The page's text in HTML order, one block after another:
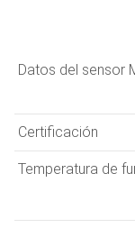
Datos del sensor
Certificación
Temperatura de